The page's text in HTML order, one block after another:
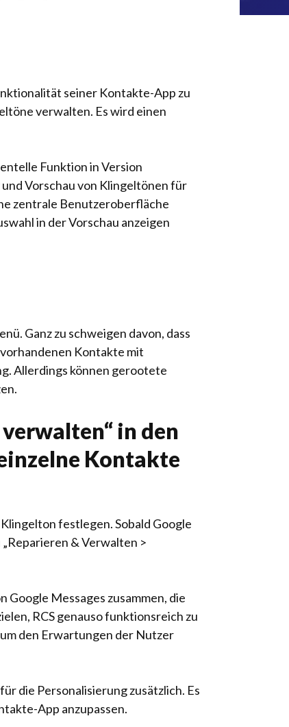
seiner Kontakte-App zu
verwalten. Es wird einen
Funktion in Version
Vorschau von Klingeltönen für
zentrale Benutzeroberfläche
in der Vorschau anzeigen
Ganz zu schweigen davon, dass
Kontakte mit
Allerdings können gerootete
in den
Kontakte
festlegen. Sobald Google
& Verwalten >
Messages zusammen, die
RCS genauso funktionsreich zu
den Erwartungen der Nutzer
die Personalisierung zusätzlich. Es
App anzupassen.